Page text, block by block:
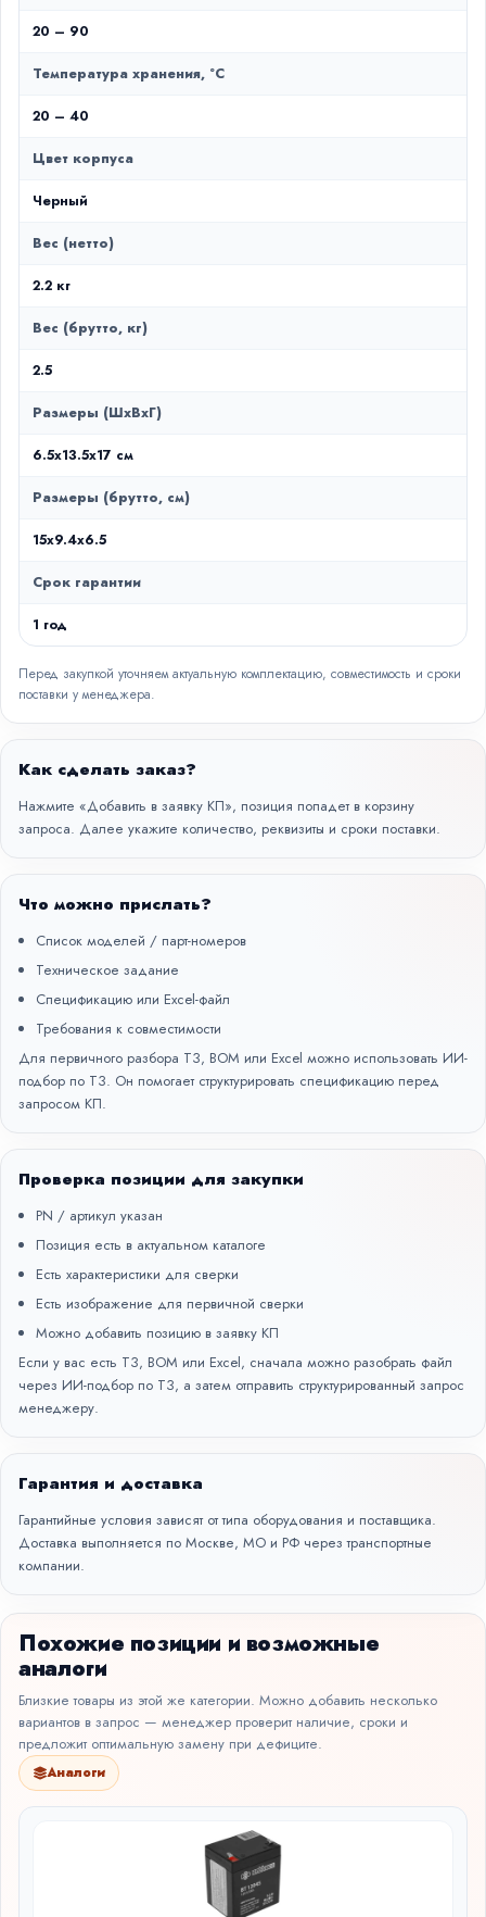
20 – 90
Температура хранения, °C
20 – 40
Цвет корпуса
Черный
Вес (нетто)
2.2 кг
Вес (брутто, кг)
2.5
Размеры (ШxВxГ)
6.5x13.5x17 см
Размеры (брутто, см)
15x9.4x6.5
Срок гарантии
1 год
Перед закупкой уточняем актуальную комплектацию, совместимость и сроки
поставки у менеджера.
Как сделать заказ?
Нажмите «Добавить в заявку КП», позиция попадет в корзину
запроса. Далее укажите количество, реквизиты и сроки поставки.
Что можно прислать?
Список моделей / парт-номеров
Техническое задание
Спецификацию или Excel-файл
Требования к совместимости
Для первичного разбора ТЗ, BOM или Excel можно использовать ИИ-
подбор по ТЗ. Он помогает структурировать спецификацию перед
запросом КП.
Проверка позиции для закупки
PN / артикул указан
Позиция есть в актуальном каталоге
Есть характеристики для сверки
Есть изображение для первичной сверки
Можно добавить позицию в заявку КП
Если у вас есть ТЗ, BOM или Excel, сначала можно разобрать файл
через ИИ-подбор по ТЗ, а затем отправить структурированный запрос
менеджеру.
Гарантия и доставка
Гарантийные условия зависят от типа оборудования и поставщика.
Доставка выполняется по Москве, МО и РФ через транспортные
компании.
Похожие позиции и возможные
аналоги
Близкие товары из этой же категории. Можно добавить несколько
вариантов в запрос — менеджер проверит наличие, сроки и
предложит оптимальную замену при дефиците.
Аналоги